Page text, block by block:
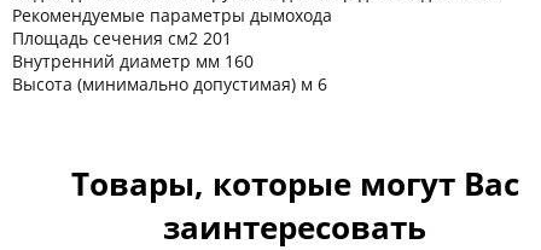
Рекомендуемые параметры дымохода
Площадь сечения см2 201
Внутренний диаметр мм 160
Высота (минимально допустимая) м 6
Товары, которые могут Вас
заинтересовать